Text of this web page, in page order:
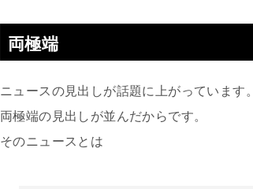
両極端
ニュースの見出しが話題に上がっています。
両極端の見出しが並んだからです。
そのニュースとは